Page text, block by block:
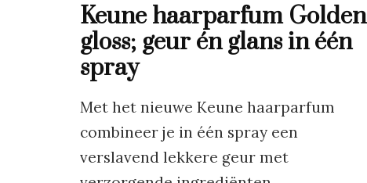
Keune haarparfum Golden
gloss; geur én glans in één
spray
Met het nieuwe Keune haarparfum
combineer je in één spray een
verslavend lekkere geur met